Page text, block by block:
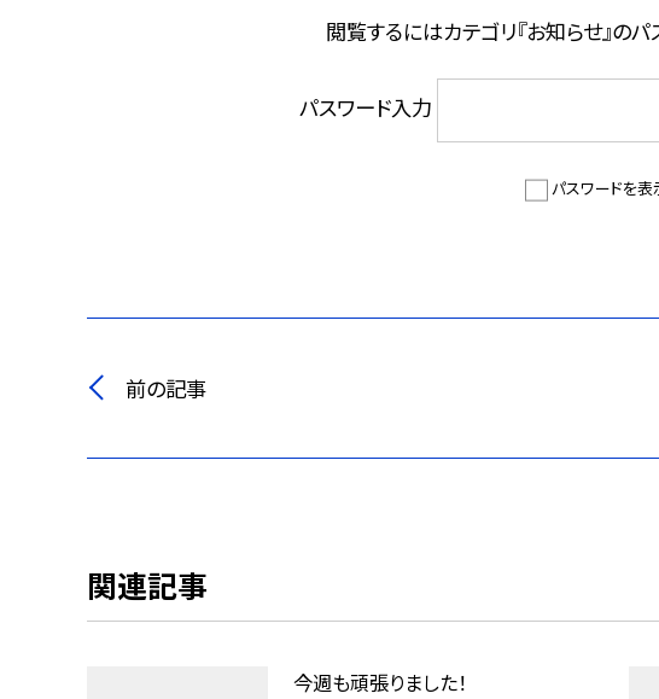
閲覧するにはカテゴリ『お知らせ』の
パスワード入力
パスワードを表
前の記事
関連記事
今週も頑張りました！